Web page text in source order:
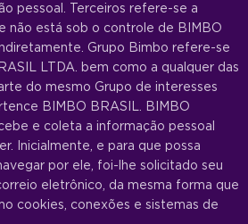
pessoal. Terceiros refere-se a
não está sob o controle de BIMBO
Grupo Bimbo refere-se
LTDA. bem como a qualquer das
do mesmo Grupo de interesses
BIMBO BRASIL. BIMBO
e coleta a informação pessoal
Inicialmente, e para que possa
por ele, foi-lhe solicitado seu
eletrônico, da mesma forma que
cookies, conexões e sistemas de